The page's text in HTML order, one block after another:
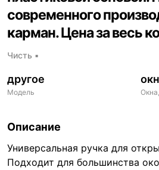
современного
карман. Цена за весь
Чисть ▪
другое
Модель
Описание
Универсальная ручка для
Подходит для большинства